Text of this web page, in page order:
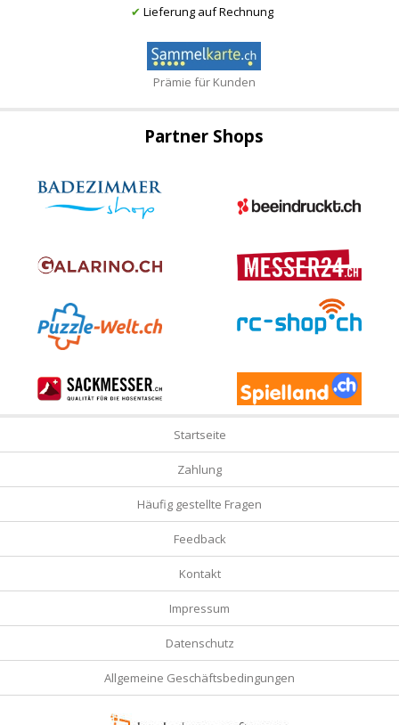
✔ Lieferung auf Rechnung
Prämie für Kunden
Partner Shops
Startseite
Zahlung
Häufig gestellte Fragen
Feedback
Kontakt
Impressum
Datenschutz
Allgemeine Geschäftsbedingungen